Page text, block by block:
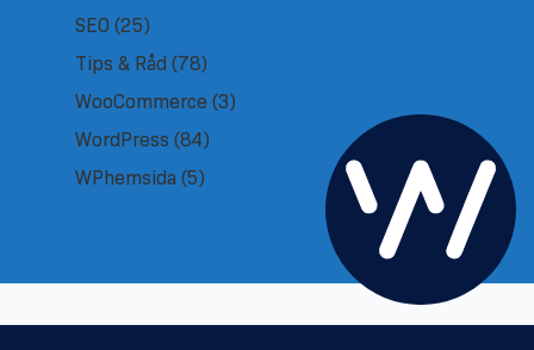
SEO (25)
Tips & Råd (78)
WooCommerce (3)
WordPress (84)
WPhemsida (5)